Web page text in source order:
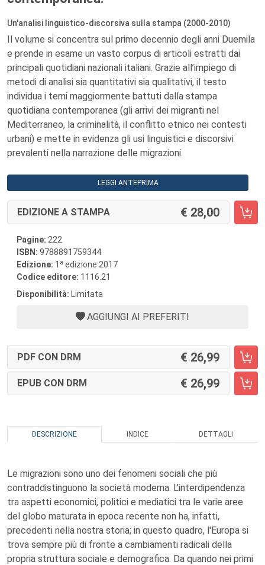
Un'analisi linguistico-discorsiva sulla stampa (2000-2010)
Il volume si concentra sul primo decennio degli anni Duemila
e prende in esame un vasto corpus di articoli estratti dai
principali quotidiani nazionali italiani. Grazie all’impiego di
metodi di analisi sia quantitativi sia qualitativi, il testo
individua i temi maggiormente battuti dalla stampa
quotidiana contemporanea (gli arrivi dei migranti nel
Mediterraneo, la criminalità, il conflitto etnico nei contesti
urbani) e mette in evidenza gli usi linguistici e discorsivi
prevalenti nella narrazione delle migrazioni.
LEGGI ANTEPRIMA
EDIZIONE A STAMPA 28,00
Pagine: 222
ISBN: 9788891759344
Edizione: 1 a edizione 2017
Codice editore: 1116.21
Disponibilità: Limitata
AGGIUNGI AI PREFERITI
PDF CON DRM 26,99
EPUB CON DRM 26,99
DESCRIZIONE INDICE DETTAGLI
Le migrazioni sono uno dei fenomeni sociali che più
contraddistinguono la società moderna. L'interdipendenza
tra aspetti economici, politici e mediatici tra le varie aree
del globo maturata in epoca recente non ha, infatti,
precedenti nella nostra storia; in questo quadro, l'Europa si
trova sempre più di fronte a cambiamenti radicali della
propria struttura sociale e demografica. Da quando nei primi